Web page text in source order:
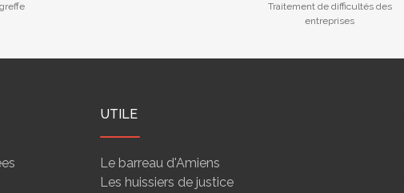
Traitement de difficultés des
entreprises
UTILE
Le barreau d'Amiens
Les huissiers de justice